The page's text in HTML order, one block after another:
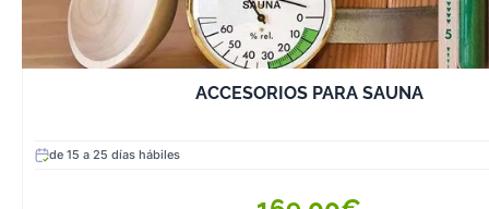
ACCESORIOS PARA SAUNA
de 15 a 25 días hábiles